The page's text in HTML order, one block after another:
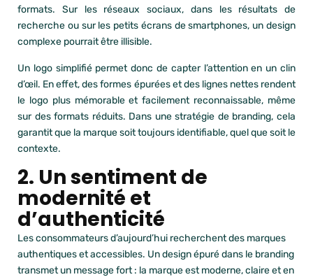
formats. Sur les réseaux sociaux, dans les résultats de
recherche ou sur les petits écrans de smartphones, un design
complexe pourrait être illisible.
Un logo simplifié permet donc de capter l’attention en un clin
d’œil. En effet, des formes épurées et des lignes nettes rendent
le logo plus mémorable et facilement reconnaissable, même
sur des formats réduits. Dans une stratégie de branding, cela
garantit que la marque soit toujours identifiable, quel que soit le
contexte.
2. Un sentiment de
modernité et
d’authenticité
Les consommateurs d’aujourd’hui recherchent des marques
authentiques et accessibles. Un design épuré dans le branding
transmet un message fort : la marque est moderne, claire et en